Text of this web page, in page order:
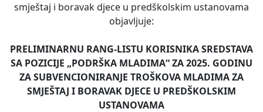
smještaj i boravak djece u predškolskim ustanovama
objavljuje:
PRELIMINARNU RANG-LISTU KORISNIKA SREDSTAVA
SA POZICIJE „PODRŠKA MLADIMA“ ZA 2025. GODINU
ZA SUBVENCIONIRANJE TROŠKOVA MLADIMA ZA
SMJEŠTAJ I BORAVAK DJECE U PREDŠKOLSKIM
USTANOVAMA